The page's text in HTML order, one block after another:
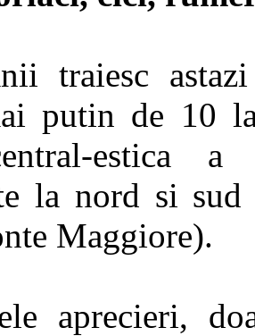
traiesc
putin de 10
estica a
la nord si
Maggiore).
aprecieri,